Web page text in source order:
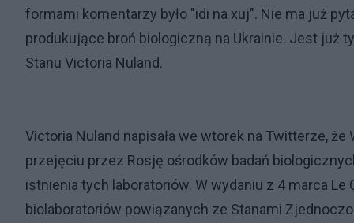
formami komentarzy było "idi na xuj". Nie ma już
produkujące broń biologiczną na Ukrainie. Jest już
Stanu Victoria Nuland.
Victoria Nuland napisała we wtorek na Twitterze,
przejęciu przez Rosję ośrodków badań
istnienia tych laboratoriów. W wydaniu z 4 marca Le
biolaboratoriów powiązanych ze Stanami